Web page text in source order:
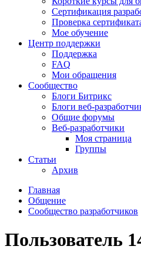
Сертификация
Проверка
Мое обучение
Центр поддержки
Поддержка
FAQ
Мои обращения
Сообщество
Блоги Битрикс
Блоги веб-
Общие форумы
Веб-разработчики
Моя страница
Группы
Статьи
Архив
Главная
Общение
Сообщество разработчиков
Пользователь